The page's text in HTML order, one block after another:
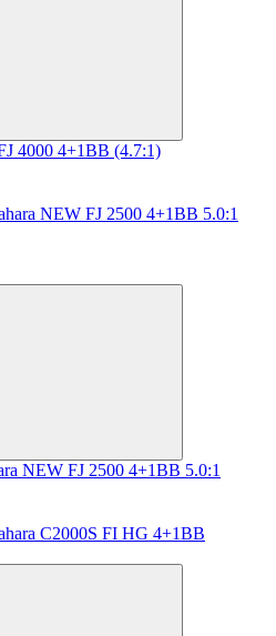
4000 4+1BB (4.7:1)
NEW FJ 2500 4+1BB 5.0:1